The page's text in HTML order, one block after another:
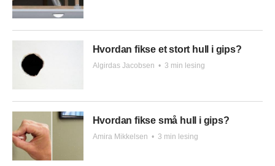
Hvordan fikse et stort hull i gips?
Algirdas Jacobsen • 3 min lesing
Hvordan fikse små hull i gips?
Amira Mikkelsen • 3 min lesing